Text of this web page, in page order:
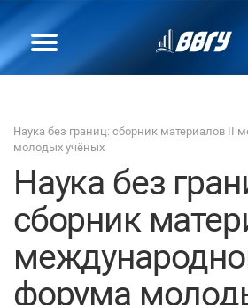
Наука без границ: сборник материалов II
молодых учёных
Наука без
сборник
форума